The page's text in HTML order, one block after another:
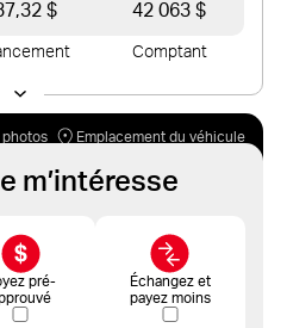
$ 42 063 $
Comptant
Galerie photos Emplacement du véhicule
m’intéresse
pré-
Échangez et
payez moins